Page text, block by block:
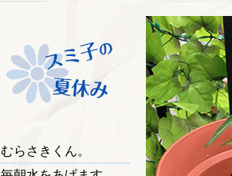
むらさきくん。